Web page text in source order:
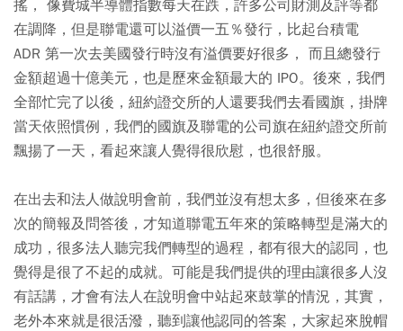
搖， 像費城半導體指數每天在跌，許多公司財測及評等都
在調降，但是聯電還可以溢價一五％發行，比起台積電
ADR 第一次去美國發行時沒有溢價要好很多， 而且總發行
金額超過十億美元，也是歷來金額最大的 IPO。後來，我們
全部忙完了以後，紐約證交所的人還要我們去看國旗，掛牌
當天依照慣例，我們的國旗及聯電的公司旗在紐約證交所前
飄揚了一天，看起來讓人覺得很欣慰，也很舒服。
在出去和法人做說明會前，我們並沒有想太多，但後來在多
次的簡報及問答後，才知道聯電五年來的策略轉型是滿大的
成功，很多法人聽完我們轉型的過程，都有很大的認同，也
覺得是很了不起的成就。可能是我們提供的理由讓很多人沒
有話講，才會有法人在說明會中站起來鼓掌的情況，其實，
老外本來就是很活潑，聽到讓他認同的答案，大家起來脫帽